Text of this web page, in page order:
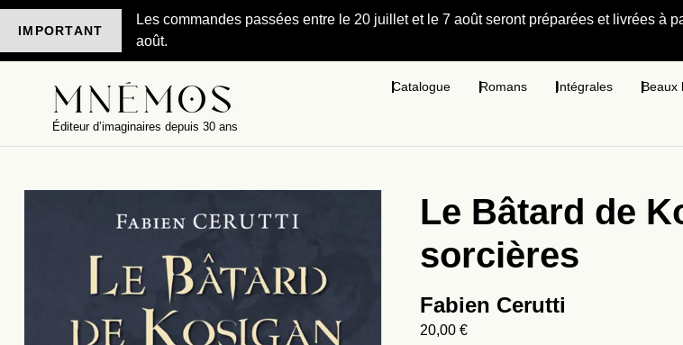
IMPORTANT
Les commandes passées entre le 20 juillet et le 7 août seront préparées et livrées à
août.
Éditeur d’imaginaires depuis 30 ans
Catalogue Romans Intégrales Beaux
Le Bâtard de
sorcières
Fabien Cerutti
20,00 €